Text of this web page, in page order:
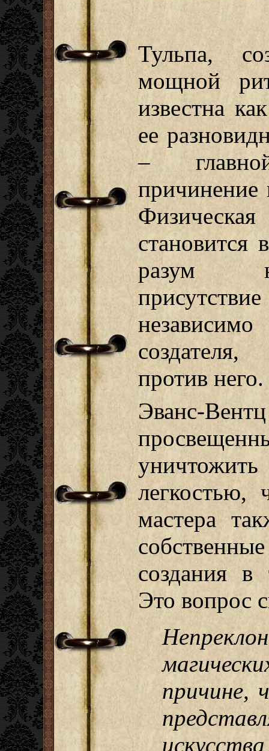
Тульпа,
мощной
известна
ее
–
причинение
становится
разум
создателя,
против него.
Эванс-
легкостью,
мастера
создания в
Это вопрос
причине,